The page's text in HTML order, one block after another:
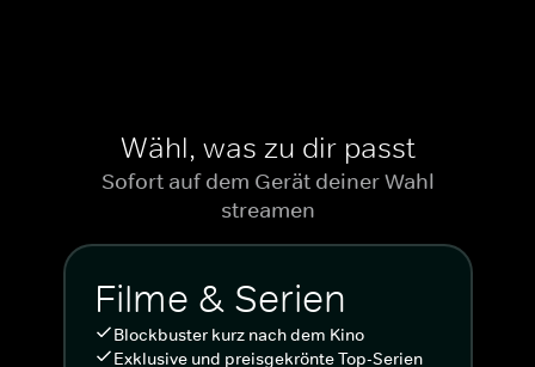
Wähl, was zu dir passt
Sofort auf dem Gerät deiner Wahl
streamen
Filme & Serien
Blockbuster kurz nach dem Kino
Exklusive und preisgekrönte Top-Serien